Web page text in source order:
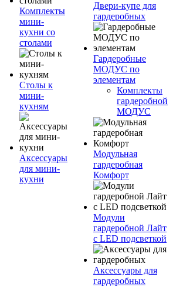
Комплекты
мини-
кухни со
столами
Столы к
мини-
кухням
Аксессуары
для мини-
кухни
Двери-купе для
гардеробных
Гардеробные
МОДУС по
элементам
Комплекты
гардеробной
МОДУС
Модульная
гардеробная
Комфорт
Модули
гардеробной Лайт
с LED подсветкой
Аксессуары для
гардеробных